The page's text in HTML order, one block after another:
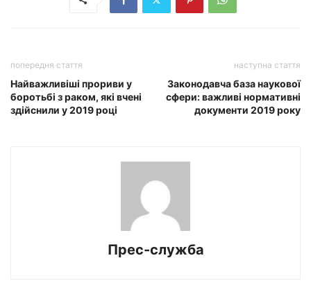
попередня стаття
Найважливіші прориви у
боротьбі з раком, які вчені
здійснили у 2019 році
наступна стаття
Законодавча база наукової
сфери: важливі нормативні
документи 2019 року
Прес-служба